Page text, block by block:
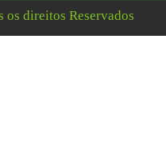
os direitos Reservados